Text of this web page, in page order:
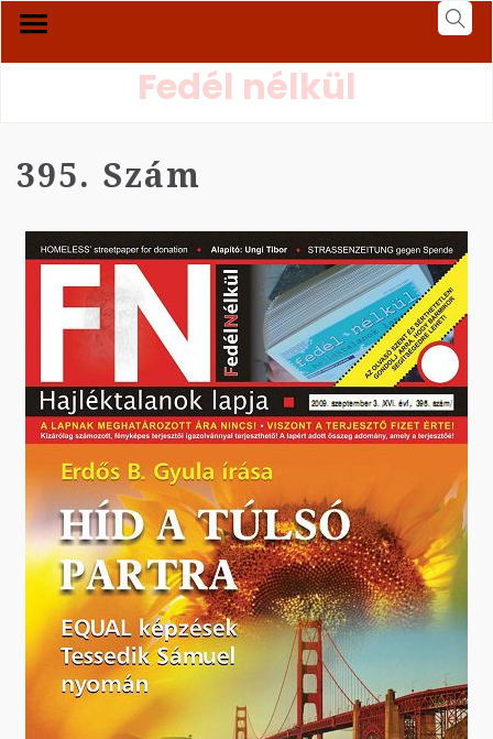
Fedél nélkül
395. Szám